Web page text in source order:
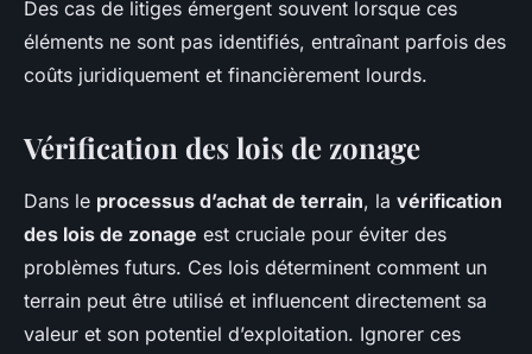
Des cas de litiges émergent souvent lorsque ces
éléments ne sont pas identifiés, entraînant parfois des
coûts juridiquement et financièrement lourds.
Vérification des lois de zonage
Dans le processus d’achat de terrain, la vérification
des lois de zonage est cruciale pour éviter des
problèmes futurs. Ces lois déterminent comment un
terrain peut être utilisé et influencent directement sa
valeur et son potentiel d’exploitation. Ignorer ces